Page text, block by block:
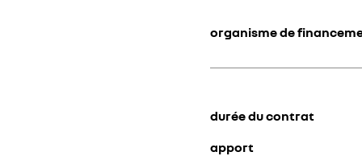
organisme de
durée du contrat
apport